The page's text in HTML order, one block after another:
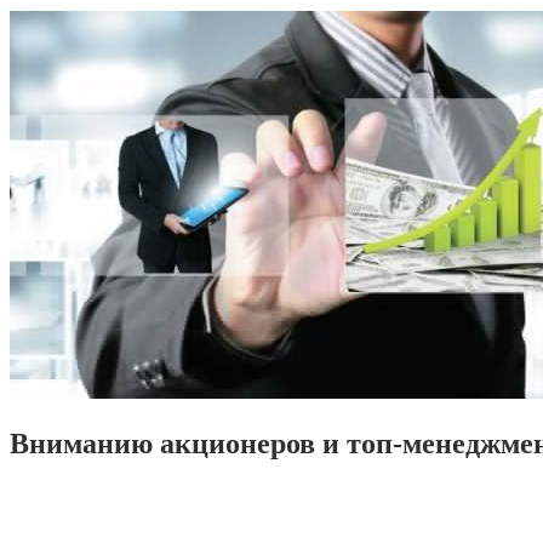
Вниманию акционеров и топ-